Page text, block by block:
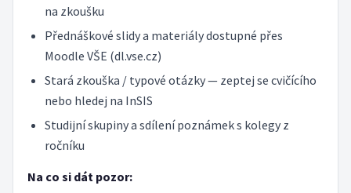
na zkoušku
Přednáškové slidy a materiály dostupné přes
Moodle VŠE (dl.vse.cz)
Stará zkouška / typové otázky — zeptej se cvičícího
nebo hledej na InSIS
Studijní skupiny a sdílení poznámek s kolegy z
ročníku
Na co si dát pozor: